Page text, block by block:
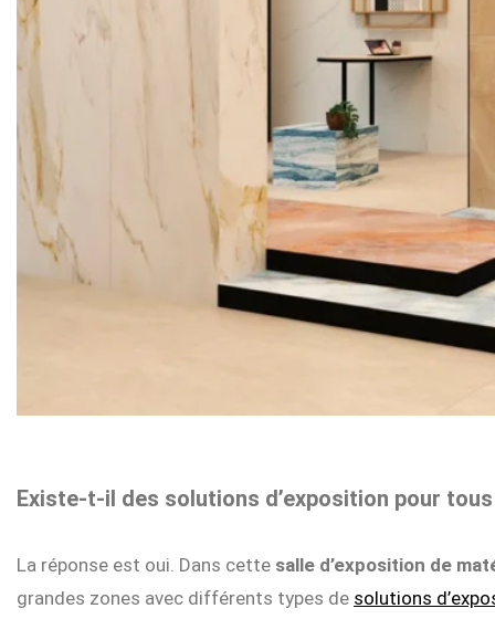
Existe-t-il des solutions d’exposition pour
La réponse est oui. Dans cette salle d’exposition de
grandes zones avec différents types de solutions